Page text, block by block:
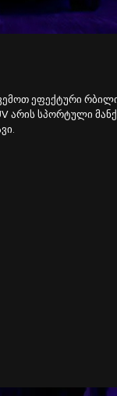
ეფექტური
არის სპორტული